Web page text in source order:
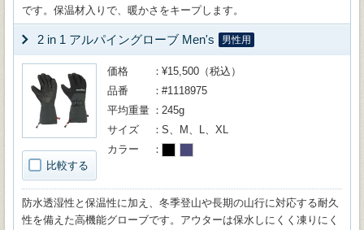
です。保温材入りで、暖かさをキープします。
2 in 1 アルパイングローブ Men's 男性用
比較する
価格
¥15,500（税込）
品番
#1118975
平均重量
245g
サイズ
S、M、L、XL
カラー
防水透湿性と保温性に加え、冬季登山や長期の山行に対応する耐久
性を備えた高機能グローブです。アウターは保水しにくく凍りにく